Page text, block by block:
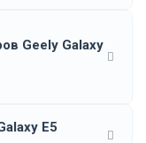
Geely Galaxy
E5